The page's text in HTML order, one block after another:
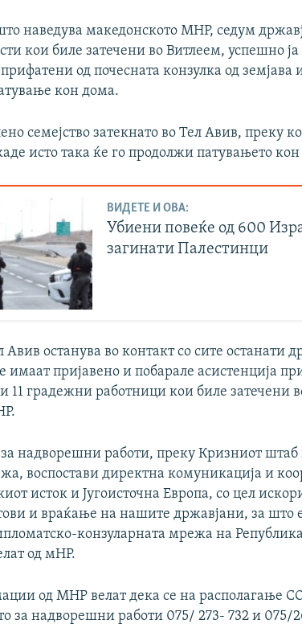
наведува македонското МНР, седум
кои биле затечени во Витлеем, успешно
од почесната конзулка од
кон дома.
семејство затекнато во Тел Авив, преку
исто така ќе го продолжи патувањето
ВИДЕТЕ И ОВА:
Убиени повеќе од 600
загинати Палестинци
Авив останува во контакт со сите останати
имаат пријавено и побарале асистенција
11 градежни работници кои биле затечени
надворешни работи, преку Кризниот
воспостави директна комуникација и
исток и Југоисточна Европа, со цел
и враќање на нашите државјани, за што
конзуларната мрежа на
од мНР.
од МНР велат дека се на располагање
за надворешни работи 075/ 273- 732 и 075/